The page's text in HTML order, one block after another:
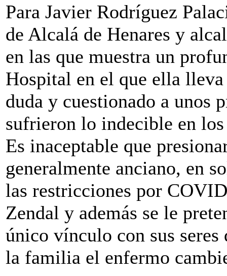
Para Javier Rodríguez
de Alcalá de Henares y
en las que muestra un
Hospital en el que ella
duda y cuestionado a unos
sufrieron lo indecible en
Es inaceptable que
generalmente anciano, en
las restricciones por
Zendal y además se le
único vínculo con sus seres
la familia el enfermo